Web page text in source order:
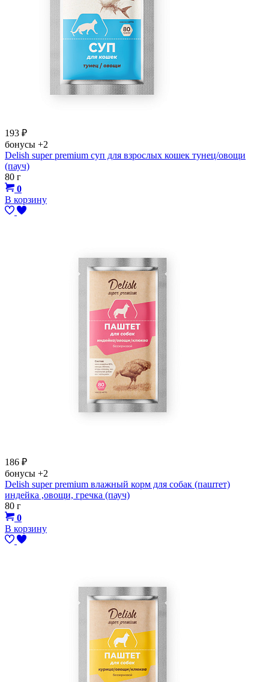
193 ₽
бонусы +2
Delish super premium суп для взрослых кошек тунец/овощи
(пауч)
80 г
0
В корзину
186 ₽
бонусы +2
Delish super premium влажный корм для собак (паштет)
индейка ,овощи, гречка (пауч)
80 г
0
В корзину